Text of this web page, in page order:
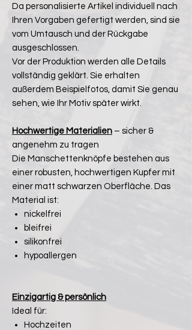
Da personalisierte Artikel individuell nach
Ihren Vorgaben gefertigt werden, sind sie
vom Umtausch und der Rückgabe
ausgeschlossen.
Vor der Produktion werden alle Details
vollständig geklärt. Sie erhalten
außerdem Beispielfotos, damit Sie genau
sehen, wie Ihr Motiv später wirkt.
Hochwertige Materialien – sicher &
angenehm zu tragen
Die Manschettenknöpfe bestehen aus
einer robusten, hochwertigen Kupfer mit
einer matt schwarzen Oberfläche. Das
Material ist:
nickelfrei
bleifrei
silikonfrei
hypoallergen
Einzigartig & persönlich
Ideal für:
Hochzeiten